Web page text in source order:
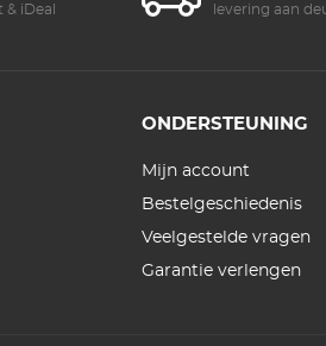
iDeal levering aan
ONDERSTEUNING
Mijn account
Bestelgeschiedenis
Veelgestelde vragen
Garantie verlengen